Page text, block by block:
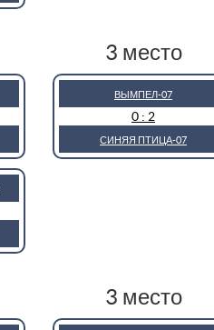
3 место
ВЫМПЕЛ-07
0 : 2
СИНЯЯ ПТИЦА-07
3 место